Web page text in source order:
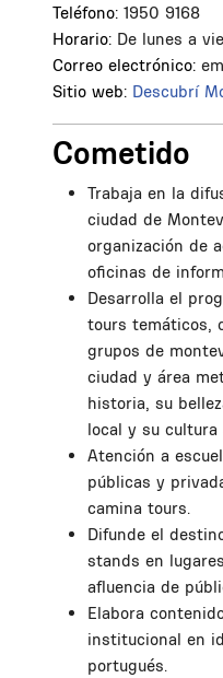
Teléfono: 1950 9168
Horario: De lunes a
Correo electrónico:
Sitio web: Descubrí
Cometido
Trabaja en la
ciudad de
organización de
oficinas de
Desarrolla el
tours temáticos,
grupos de
ciudad y área
historia, su
local y su
Atención a
públicas y
camina tours.
Difunde el
stands en
afluencia de
Elabora
institucional en
portugués.